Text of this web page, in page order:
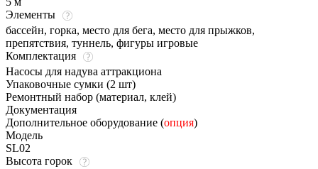
Элементы
бассейн, горка, место для бега, место для прыжков,
препятствия, туннель, фигуры игровые
Комплектация
Насосы для надува аттракциона
Упаковочные сумки (2 шт)
Ремонтный набор (материал, клей)
Документация
Дополнительное оборудование (опция)
Модель
SL02
Высота горок